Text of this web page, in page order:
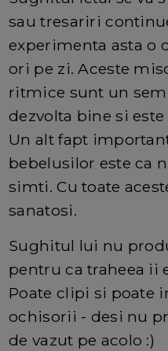
sau tresariri
experimenta asta o
ori pe zi. Aceste
ritmice sunt un
dezvolta bine si
Un alt fapt
bebelusilor este ca
simti. Cu toate
sanatosi.
Sughitul lui nu
pentru ca traheea ii
Poate clipi si poate
ochisorii - desi nu
de vazut pe acolo :)